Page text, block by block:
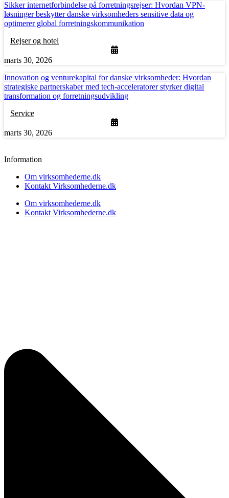
Sikker internetforbindelse på forretningsrejser: Hvordan VPN-
løsninger beskytter danske virksomheders sensitive data og
optimerer global forretningskommunikation
Rejser og hotel
marts 30, 2026
Innovation og venturekapital for danske virksomheder: Hvordan
strategiske partnerskaber med tech-acceleratorer styrker digital
transformation og forretningsudvikling
Service
marts 30, 2026
Information
Om virksomhederne.dk
Kontakt Virksomhederne.dk
Om virksomhederne.dk
Kontakt Virksomhederne.dk